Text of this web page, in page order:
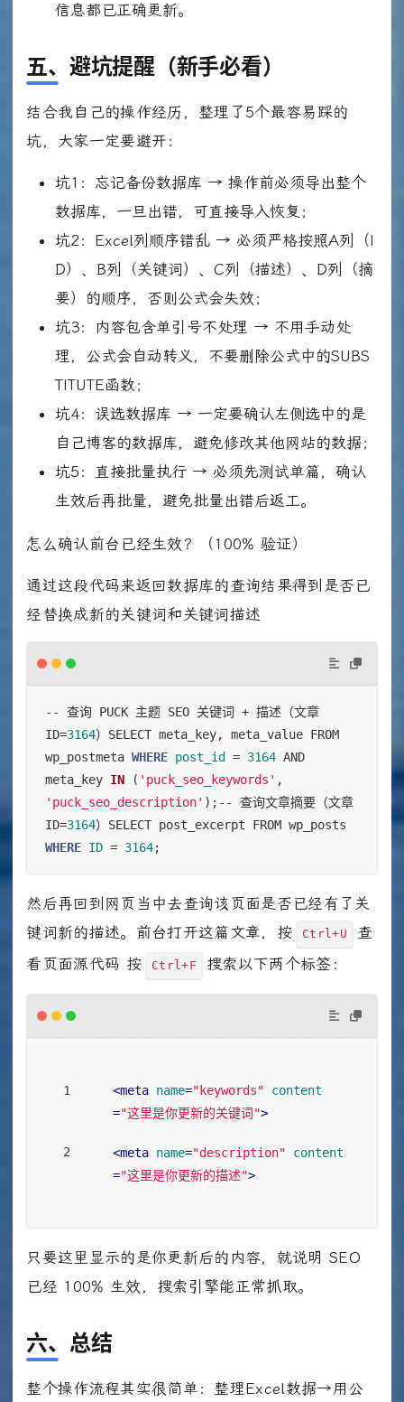
信息都已正确更新。
五、避坑提醒（新手必看）
结合我自己的操作经历，整理了5个最容易踩的
坑，大家一定要避开：
坑1：忘记备份数据库 → 操作前必须导出整个
数据库，一旦出错，可直接导入恢复；
坑2：Excel列顺序错乱 → 必须严格按照A列（I
D）、B列（关键词）、C列（描述）、D列（摘
要）的顺序，否则公式会失效；
坑3：内容包含单引号不处理 → 不用手动处
理，公式会自动转义，不要删除公式中的SUBS
TITUTE函数；
坑4：误选数据库 → 一定要确认左侧选中的是
自己博客的数据库，避免修改其他网站的数据；
坑5：直接批量执行 → 必须先测试单篇，确认
生效后再批量，避免批量出错后返工。
怎么确认前台已经生效？（100% 验证）
通过这段代码来返回数据库的查询结果得到是否已
经替换成新的关键词和关键词描述
-- 查询 PUCK 主题 SEO 关键词 + 描述（文章
ID=3164）SELECT meta_key, meta_value FROM
wp_postmeta WHERE post_id = 3164 AND
meta_key IN ( 'puck_seo_keywords'
'puck_seo_description' ) ;-- 查询文章摘要（文章
ID=3164
WHERE ID = 3164;
然后再回到网页当中去查询该页面是否已经有了关
键词新的描述。前台打开这篇文章，按
Ctrl+U
查
看页面源代码 按
Ctrl+F 搜索以下两个标签：
<meta name="keywords"
content
="这里是你更新的关键词">
<meta name="description"
content
="这里是你更新的描述">
只要这里显示的是你更新后的内容，就说明 SEO
已经 100% 生效，搜索引擎能正常抓取。
六、总结
整个操作流程其实很简单：整理Excel数据→用公